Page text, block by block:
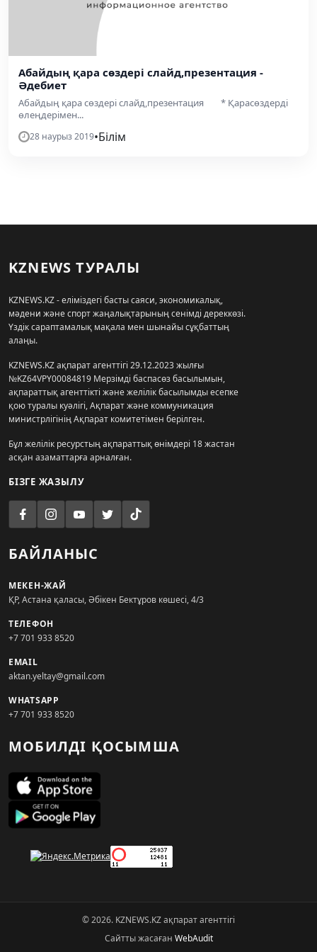
Абайдың қара сөздері слайд,презентация -
Әдебиет
Абайдың қара сөздері слайд,презентация * Қарасөздерді
өлеңдерімен...
28 наурыз 2019•Білім
KZNEWS ТУРАЛЫ
KZNEWS.KZ - еліміздегі басты саяси, экономикалық,
мәдени және спорт жаңалықтарының сенімді дереккөзі.
Үздік сараптамалық мақала мен шынайы сұқбаттың
алаңы.
KZNEWS.KZ ақпарат агенттігі 29.12.2023 жылғы
№KZ64VPY00084819 Мерзімді баспасөз басылымын,
ақпараттық агенттікті және желілік басылымды есепке
қою туралы куәлігі, Ақпарат және коммуникация
министрлігінің Ақпарат комитетімен берілген.
Бұл желілік ресурстың ақпараттық өнімдері 18 жастан
асқан азаматтарға арналған.
БІЗГЕ ЖАЗЫЛУ
БАЙЛАНЫС
МЕКЕН-ЖАЙ
ҚР, Астана қаласы, Әбікен Бектұров көшесі, 4/3
ТЕЛЕФОН
+7 701 933 8520
EMAIL
aktan.yeltay@gmail.com
WHATSAPP
+7 701 933 8520
МОБИЛДІ ҚОСЫМША
© 2026. KZNEWS.KZ ақпарат агенттігі
Сайтты жасаған WebAudit